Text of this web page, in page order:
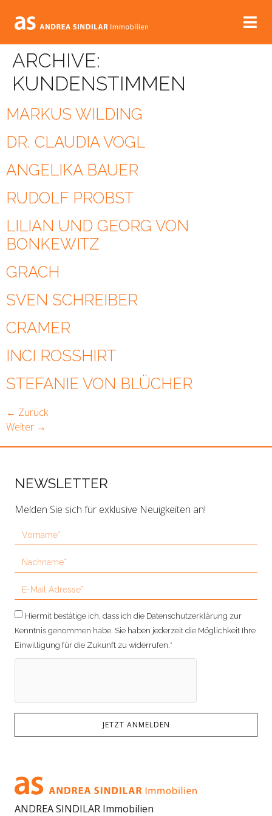
ARCHIVE:
KUNDENSTIMMEN
MARKUS WILDING
DR. CLAUDIA VOGL
ANGELIKA BAUER
RUDOLF PROBST
LILIAN UND GEORG VON
BONKEWITZ
GRACH
SVEN SCHREIBER
CRAMER
INCI ROSSHIRT
STEFANIE VON BLÜCHER
← Zurück
Weiter →
ANDREA SINDILAR Immobilien
NEWSLETTER
Melden Sie sich für exklusive Neuigkeiten an!
Hiermit bestätige ich, dass ich die Datenschutzerklärung zur
Kenntnis genommen habe. Sie haben jederzeit die Möglichkeit Ihre
Einwilligung für die Zukunft zu widerrufen.*
JETZT ANMELDEN